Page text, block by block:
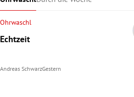
Ohrwaschl
Echtzeit
Andreas SchwarzGestern